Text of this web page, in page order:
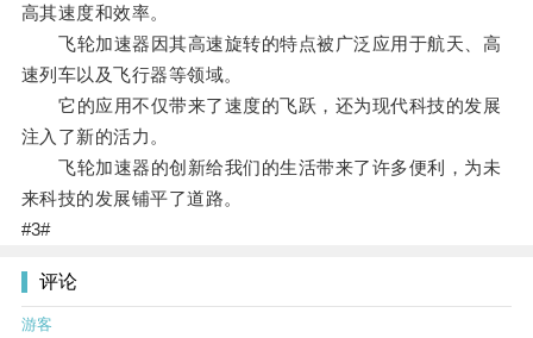
高其速度和效率。
飞轮加速器因其高速旋转的特点被广泛应用于航天、高
速列车以及飞行器等领域。
它的应用不仅带来了速度的飞跃，还为现代科技的发展
注入了新的活力。
飞轮加速器的创新给我们的生活带来了许多便利，为未
来科技的发展铺平了道路。
#3#
评论
游客